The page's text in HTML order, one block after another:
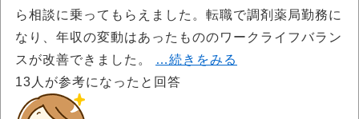
ら相談に乗ってもらえました。転職で調剤薬局勤務に
なり、年収の変動はあったもののワークライフバラン
スが改善できました。
…続きをみる
13 人が参考になったと回答